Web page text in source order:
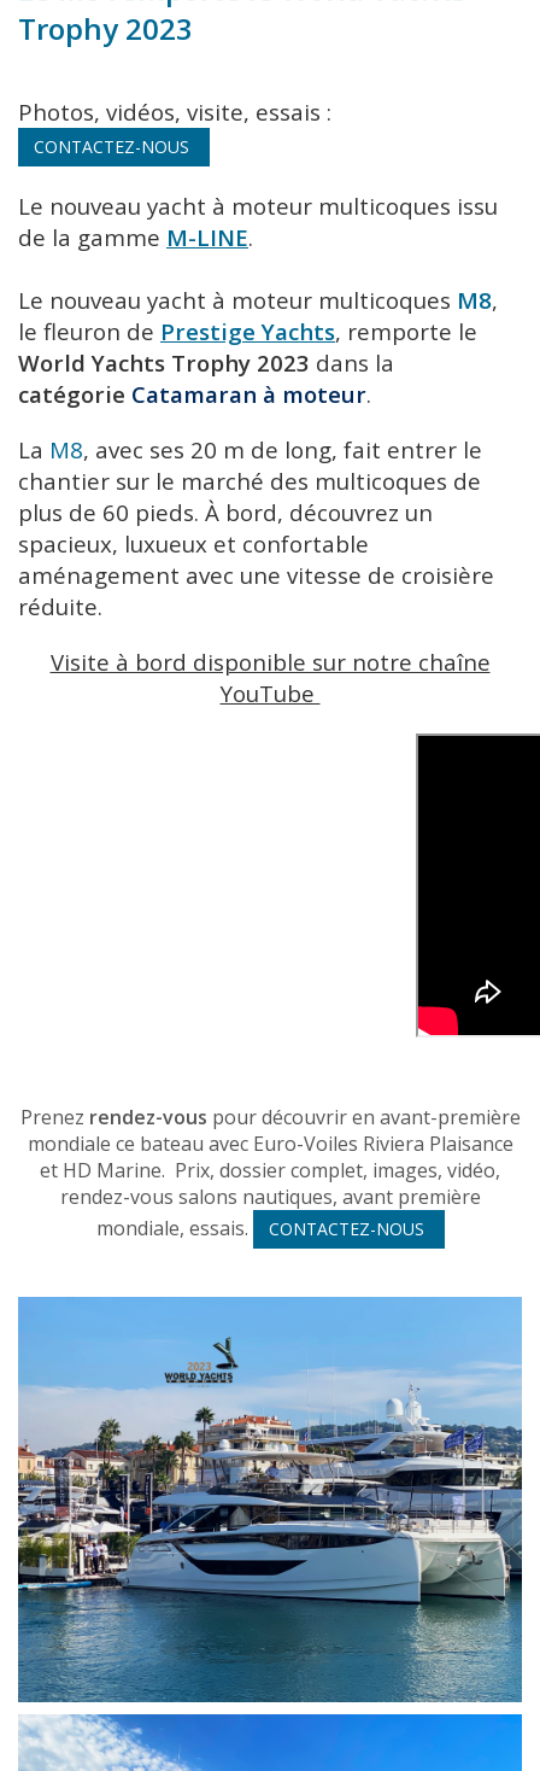
Trophy 2023
Photos, vidéos, visite, essais :
CONTACTEZ-NOUS
Le nouveau yacht à moteur multicoques issu
de la gamme M-LINE.
Le nouveau yacht à moteur multicoques M8,
le fleuron de Prestige Yachts, remporte le
World Yachts Trophy 2023 dans la
catégorie Catamaran à moteur.
La M8, avec ses 20 m de long, fait entrer le
chantier sur le marché des multicoques de
plus de 60 pieds. À bord, découvrez un
spacieux, luxueux et confortable
aménagement avec une vitesse de croisière
réduite.
Visite à bord disponible sur notre chaîne
YouTube
Prenez rendez-vous pour découvrir en avant-première
mondiale ce bateau avec Euro-Voiles Riviera Plaisance
et HD Marine. Prix, dossier complet, images, vidéo,
rendez-vous salons nautiques, avant première
mondiale, essais.
CONTACTEZ-NOUS